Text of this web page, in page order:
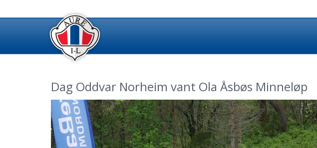
Dag Oddvar Norheim vant Ola Åsbøs Minneløp